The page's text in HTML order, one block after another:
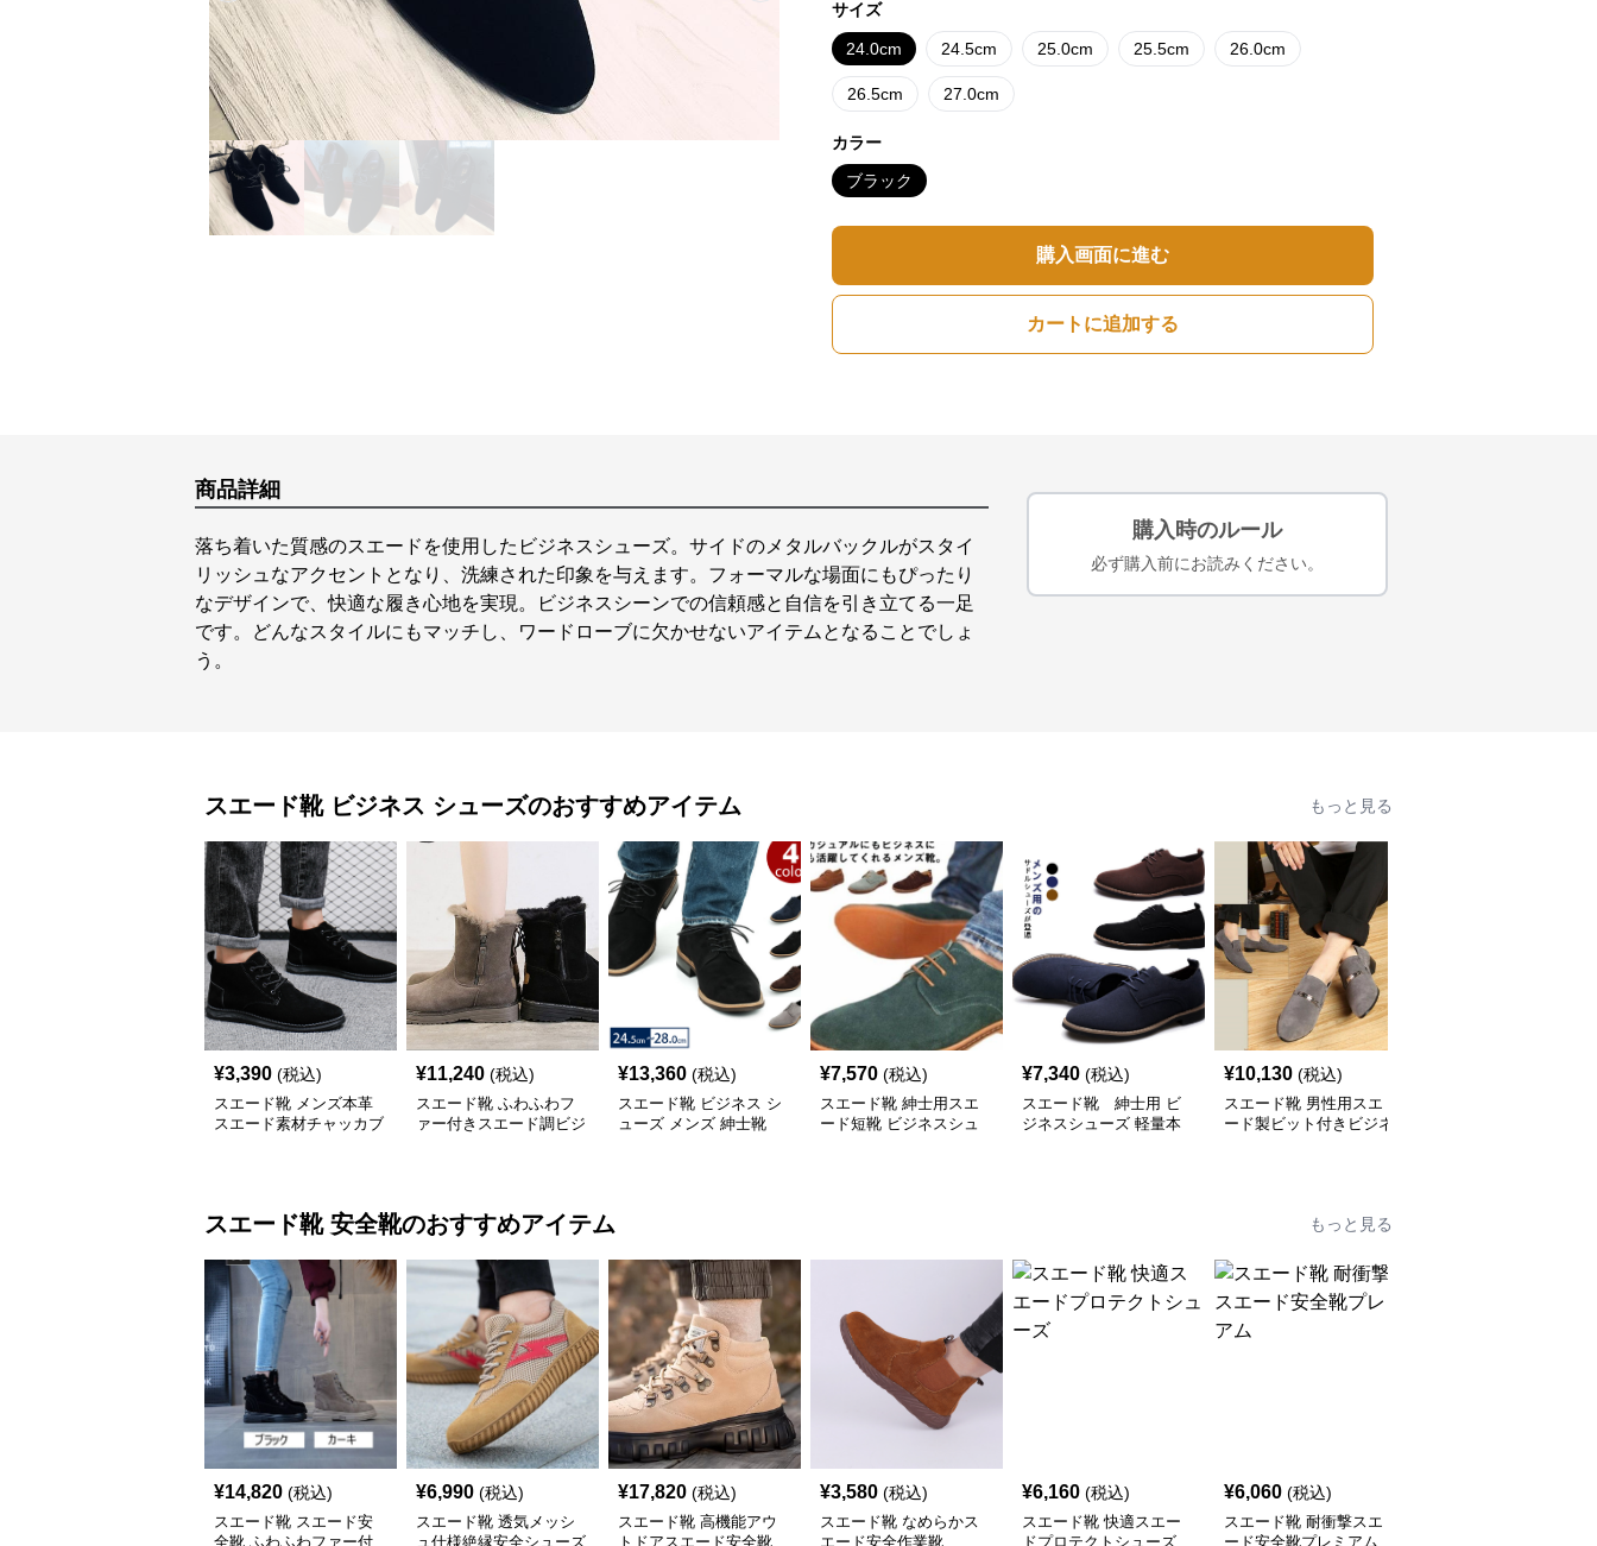
サイズ
24.0cm 24.5cm 25.0cm 25.5cm 26.0cm
26.5cm 27.0cm
カラー
ブラック
購入画面に進む
カートに追加する
商品詳細
落ち着いた質感のスエードを使用したビジネスシューズ。サイドのメタルバックルがスタイ
リッシュなアクセントとなり、洗練された印象を与えます。フォーマルな場面にもぴったり
なデザインで、快適な履き心地を実現。ビジネスシーンでの信頼感と自信を引き立てる一足
です。どんなスタイルにもマッチし、ワードローブに欠かせないアイテムとなることでしょ
う。
購入時のルール
必ず購入前にお読みください。
スエード靴 ビジネス シューズのおすすめアイテム もっと見る
¥3,390 (税込)
スエード靴 メンズ本革
スエード素材チャッカブ
¥11,240 (税込)
スエード靴 ふわふわフ
ァー付きスエード調ビジ
¥13,360 (税込)
スエード靴 ビジネス シ
ューズ メンズ 紳士靴
¥7,570 (税込)
スエード靴 紳士用スエ
ード短靴 ビジネスシュ
¥7,340 (税込)
スエード靴 紳士用 ビ
ジネスシューズ 軽量本
¥10,130 (税込)
スエード靴 男性用スエ
ード製ビット付きビジネ
スエード靴 安全靴のおすすめアイテム もっと見る
¥14,820 (税込)
スエード靴 スエード安
全靴 ふわふわファー付
¥6,990 (税込)
スエード靴 透気メッシ
ュ仕様絶縁安全シューズ
¥17,820 (税込)
スエード靴 高機能アウ
トドアスエード安全靴
¥3,580 (税込)
スエード靴 なめらかス
エード安全作業靴
¥6,160 (税込)
スエード靴 快適スエー
ドプロテクトシューズ
¥6,060 (税込)
スエード靴 耐衝撃スエ
ード安全靴プレミアム